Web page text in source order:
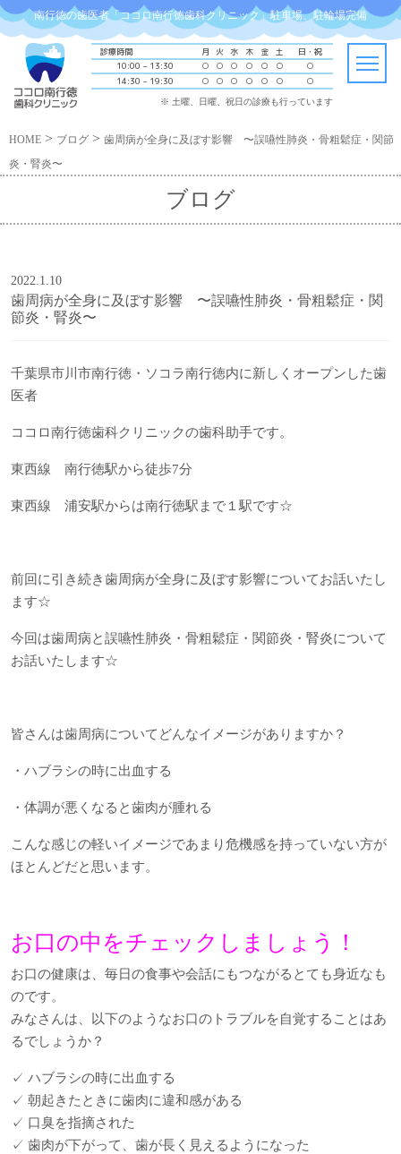
南行徳の歯医者「ココロ南行徳歯科クリニック」駐車場、駐輪場完備
診療時間 月 火 水 木 金 土
日・祝
10:00 – 13:30
○ ○ ○ ○ ○ ○
○
14:30 – 19:30
○ ○ ○ ○ ○ ○ ○
※ 土曜、日曜、祝日の診療も行っています
HOME > ブログ > 歯周病が全身に及ぼす影響 〜誤嚥性肺炎・骨粗鬆症・関節
炎・腎炎〜
ブログ
2022.1.10
歯周病が全身に及ぼす影響 〜誤嚥性肺炎・骨粗鬆症・関
節炎・腎炎〜
千葉県市川市南行徳・ ソコラ南行徳内に新しくオープンした歯
医者
ココロ南行徳歯科クリニックの歯科助手です。
東西線 南行徳駅から徒歩7分
東西線 浦安駅からは南行徳駅まで１駅です☆
前回に引き続き歯周病が全身に及ぼす影響についてお話いたし
ます☆
今回は歯周病と誤嚥性肺炎・骨粗鬆症・関節炎・腎炎について
お話いたします☆
皆さんは歯周病についてどんなイメージがありますか？
・ハブラシの時に出血する
・体調が悪くなると歯肉が腫れる
こんな感じの軽いイメージであまり危機感を持っていない方が
ほとんどだと思います。
お口の中をチェックしましょう！
お口の健康は、毎日の食事や会話にもつながるとても身近なも
のです。
みなさんは、以下のようなお口のトラブルを自覚することはあ
るでしょうか？
✓ ハブラシの時に出血する
✓ 朝起きたときに歯肉に違和感がある
✓ 口臭を指摘された
✓ 歯肉が下がって、歯が長く見えるようになった